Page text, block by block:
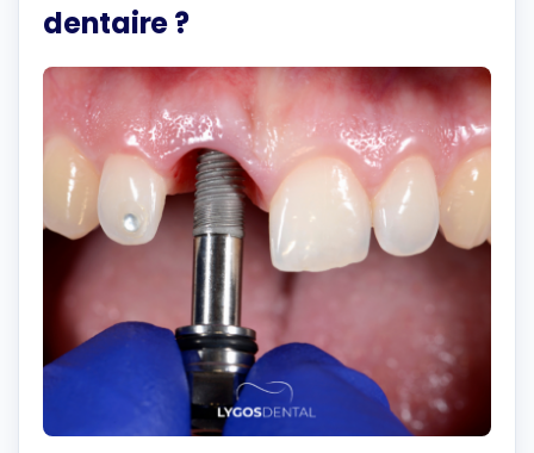
dentaire ?